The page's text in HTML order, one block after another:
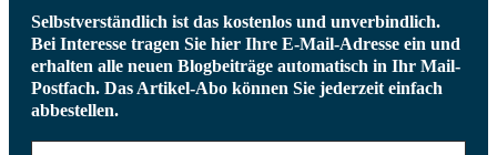
Selbstverständlich ist das kostenlos und unverbindlich.
Bei Interesse tragen Sie hier Ihre E-Mail-Adresse ein und
erhalten alle neuen Blogbeiträge automatisch in Ihr Mail-
Postfach. Das Artikel-Abo können Sie jederzeit einfach
abbestellen.